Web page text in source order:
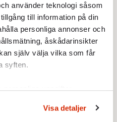
använder teknologi såsom
till information på din
personliga annonser och
åskådarinsikter
själv välja vilka som får
syften.
personliga uppgifter
ditt samtycke när som
Visa detaljer